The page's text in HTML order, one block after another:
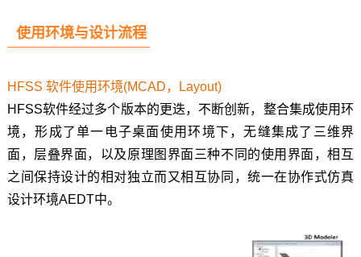
使用环境与设计流程
HFSS 软件使用环境(MCAD，Layout)
HFSS软件经过多个版本的更迭，不断创新，整合集成使用环
境，形成了单一电子桌面使用环境下，无缝集成了三维界
面，层叠界面，以及原理图界面三种不同的使用界面，相互
之间保持设计的相对独立而又相互协同，统一在协作式仿真
设计环境AEDT中。